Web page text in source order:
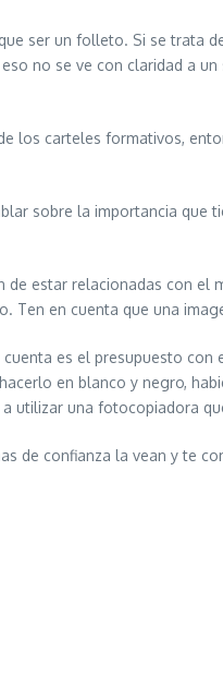
ser un folleto. Si se trata
no se ve con claridad a
los carteles formativos,
sobre la importancia
de estar relacionadas con
Ten en cuenta que una
es el presupuesto
en blanco y negro,
utilizar una fotocopiadora
de confianza la vean y te